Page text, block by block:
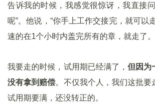
告诉我的时候，我感觉很惊讶，我直接
呢”。他说，“你手上工作交接完，就可以
速的在1个小时内盖完所有的章，就走了。
我要走的时候，试用期已经满了，但因为
没有拿到赔偿。不仅我个人，我们这批要
试用期要满，还没转正的。